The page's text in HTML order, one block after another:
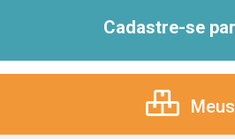
Cadastre-se